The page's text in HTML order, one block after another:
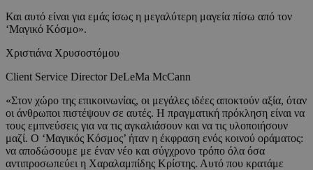
Και αυτό είναι για εμάς ίσως η μεγαλύτερη μαγεία πίσω από τον
‘Μαγικό Κόσμο».
Χριστιάνα Χρυσοστόμου
Client Service Director DeLeMa McCann
«Στον χώρο της επικοινωνίας, οι μεγάλες ιδέες αποκτούν αξία, όταν
οι άνθρωποι πιστέψουν σε αυτές. Η πραγματική πρόκληση είναι να
τους εμπνεύσεις για να τις αγκαλιάσουν και να τις υλοποιήσουν
μαζί. Ο ‘Μαγικός Κόσμος’ ήταν η έκφραση ενός κοινού οράματος:
να αποδώσουμε με έναν νέο και σύγχρονο τρόπο όλα όσα
αντιπροσωπεύει η Χαραλαμπίδης Κρίστης. Αυτό που κρατάμε